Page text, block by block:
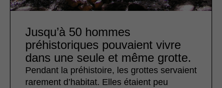
Jusqu’à 50 hommes
préhistoriques pouvaient vivre
dans une seule et même grotte.
Pendant la préhistoire, les grottes servaient
rarement d’habitat. Elles étaient peu